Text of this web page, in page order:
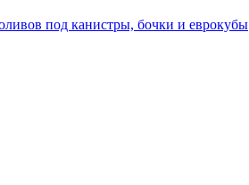
под канистры, бочки и еврокубы